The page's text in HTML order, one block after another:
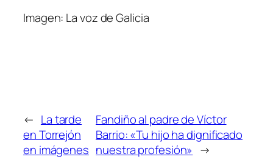
Imagen: La voz de Galicia
← La tarde
en Torrejón
en imágenes
Fandiño al padre de Víctor
Barrio: «Tu hijo ha dignificado
nuestra profesión» →